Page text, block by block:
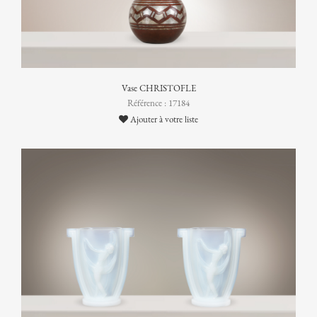
Vase CHRISTOFLE
Référence : 17184
Ajouter à votre liste